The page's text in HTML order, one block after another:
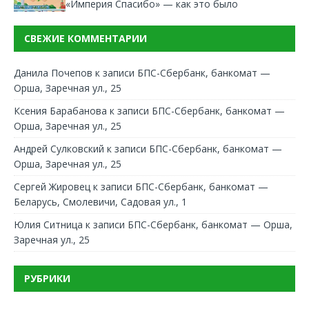
«Империя Спасибо» — как это было
СВЕЖИЕ КОММЕНТАРИИ
Данила Почепов к записи БПС-Сбербанк, банкомат —
Орша, Заречная ул., 25
Ксения Барабанова к записи БПС-Сбербанк, банкомат —
Орша, Заречная ул., 25
Андрей Сулковский к записи БПС-Сбербанк, банкомат —
Орша, Заречная ул., 25
Сергей Жировец к записи БПС-Сбербанк, банкомат —
Беларусь, Смолевичи, Садовая ул., 1
Юлия Ситница к записи БПС-Сбербанк, банкомат — Орша,
Заречная ул., 25
РУБРИКИ